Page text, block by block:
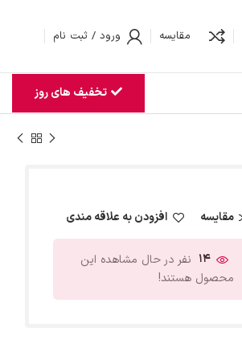
مقایسه ورود / ثبت نام
تخفیف های روز
مقایسه افزودن به علاقه مندی
14 نفر در حال مشاهده این
محصول هستند!